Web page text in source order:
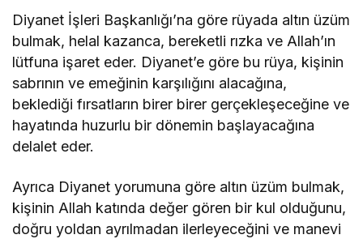
Diyanet İşleri Başkanlığı’na göre rüyada altın üzüm
bulmak, helal kazanca, bereketli rızka ve Allah’ın
lütfuna işaret eder. Diyanet’e göre bu rüya, kişinin
sabrının ve emeğinin karşılığını alacağına,
beklediği fırsatların birer birer gerçekleşeceğine ve
hayatında huzurlu bir dönemin başlayacağına
delalet eder.
Ayrıca Diyanet yorumuna göre altın üzüm bulmak,
kişinin Allah katında değer gören bir kul olduğunu,
doğru yoldan ayrılmadan ilerleyeceğini ve manevi